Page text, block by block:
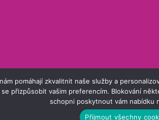
© 2026 Peyda Eshop.
pomáhají zkvalitnit naše služby a
přizpůsobit vašim preferencím. Blokování
schopni poskytnout vám nabídku
Přijmout všechny